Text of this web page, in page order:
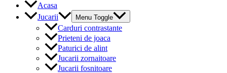
Acasa
Jucarii
Menu Toggle
Carduri contrastante
Prieteni de joaca
Paturici de alint
Jucarii zornaitoare
Jucarii fosnitoare